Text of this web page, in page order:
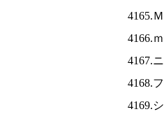
4165.
4166.
4167.
4168.
4169.